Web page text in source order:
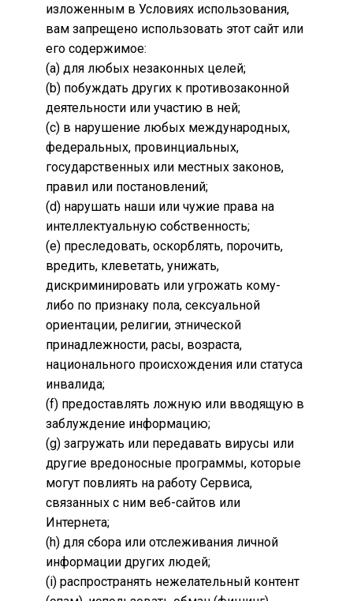
изложенным в Условиях использования,
вам запрещено использовать этот сайт или
его содержимое:
(a) для любых незаконных целей;
(b) побуждать других к противозаконной
деятельности или участию в ней;
(c) в нарушение любых международных,
федеральных, провинциальных,
государственных или местных законов,
правил или постановлений;
(d) нарушать наши или чужие права на
интеллектуальную собственность;
(e) преследовать, оскорблять, порочить,
вредить, клеветать, унижать,
дискриминировать или угрожать кому-
либо по признаку пола, сексуальной
ориентации, религии, этнической
принадлежности, расы, возраста,
национального происхождения или статуса
инвалида;
(f) предоставлять ложную или вводящую в
заблуждение информацию;
(g) загружать или передавать вирусы или
другие вредоносные программы, которые
могут повлиять на работу Сервиса,
связанных с ним веб-сайтов или
Интернета;
(h) для сбора или отслеживания личной
информации других людей;
(i) распространять нежелательный контент